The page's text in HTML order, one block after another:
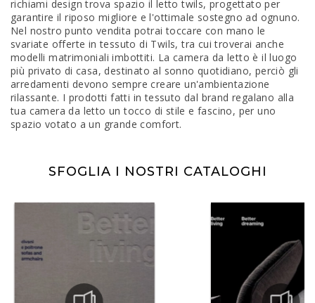
richiami design trova spazio il letto twils, progettato per
garantire il riposo migliore e l'ottimale sostegno ad ognuno.
Nel nostro punto vendita potrai toccare con mano le
svariate offerte in tessuto di Twils, tra cui troverai anche
modelli matrimoniali imbottiti. La camera da letto è il luogo
più privato di casa, destinato al sonno quotidiano, perciò gli
arredamenti devono sempre creare un'ambientazione
rilassante. I prodotti fatti in tessuto dal brand regalano alla
tua camera da letto un tocco di stile e fascino, per uno
spazio votato a un grande comfort.
SFOGLIA I NOSTRI CATALOGHI